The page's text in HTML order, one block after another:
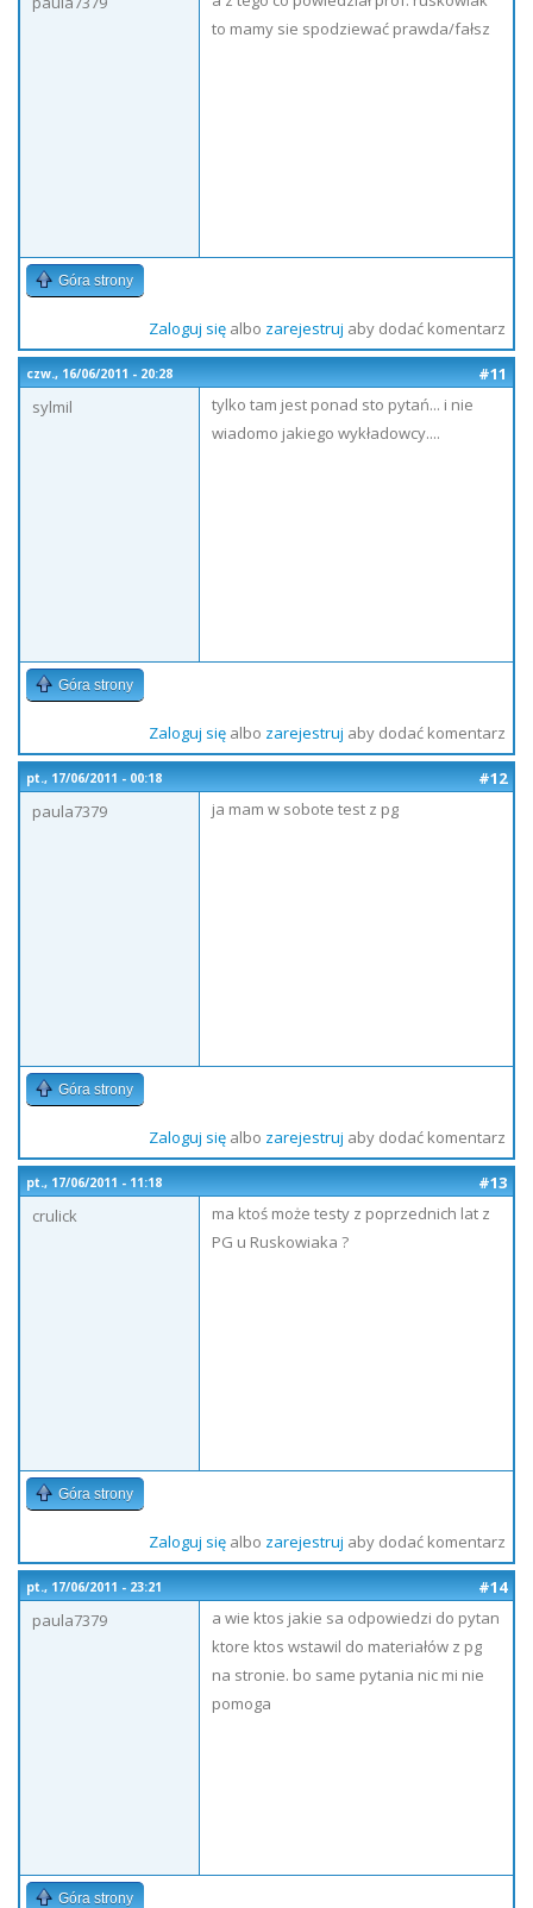
to mamy sie spodziewać prawda/fałsz
Góra strony
Zaloguj sięalbo zarejestruj aby dodać komentarz
czw., 16/06/2011 - 20:28
#11
sylmil
tylko tam jest ponad sto pytań... i nie
wiadomo jakiego wykładowcy....
Góra strony
Zaloguj sięalbo zarejestruj aby dodać komentarz
pt., 17/06/2011 - 00:18
#12
paula7379
ja mam w sobote test z pg
Góra strony
Zaloguj sięalbo zarejestruj aby dodać komentarz
pt., 17/06/2011 - 11:18
#13
crulick
ma ktoś może testy z poprzednich lat z
PG u Ruskowiaka ?
Góra strony
Zaloguj sięalbo zarejestruj aby dodać komentarz
pt., 17/06/2011 - 23:21
#14
paula7379
a wie ktos jakie sa odpowiedzi do pytan
ktore ktos wstawil do materiałów z pg
na stronie. bo same pytania nic mi nie
pomoga
Góra strony